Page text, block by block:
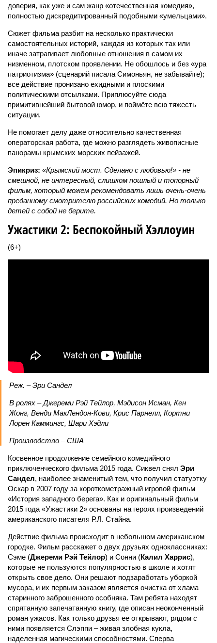
доверия, как уже и сам жанр «отечественная комедия»,
полностью дискредитированный подобными «умельцами».
Сюжет фильма разбит на несколько практически
самостоятельных историй, каждая из которых так или
иначе затрагивает любовные отношения в самом их
низменном, плотском проявлении. Не обошлось и без «ура
патриотизма» (сценарий писала Симоньян, не забывайте);
все действие пронизано ехидными и плоскими
политическими отсылками. Приплюсуйте сюда
примитивнейший бытовой юмор, и поймёте всю тяжесть
ситуации.
Не помогает делу даже относительно качественная
операторская работа, где можно разглядеть живописные
панорамы крымских морских пейзажей.
Эпикриз: «Крымский мост. Сделано с любовью!» - не
смешной, не интересный, слишком пошлый и топорный
фильм, который можем рекомендовать лишь очень-очень
преданному смотрителю российских комедий. Но только
детей с собой не берите.
Ужастики 2: Беспокойный Хэллоуин
(6+)
Реж. – Эри Сандел
В ролях – Джереми Рэй Тейлор, Мэдисон Исман, Кен
Жонг, Венди МакЛендон-Кови, Крис Парнелл, Кортни
Лорен Каммингс, Шари Хэдли
Производство – США
Косвенное продолжение семейного комедийного
приключенческого фильма 2015 года. Сиквел снял Эри
Сандел, наиболее знаменитый тем, что получил статуэтку
Оскар в 2007 году за короткометражный игровой фильм
«История западного берега». Как и оригинальный фильм
2015 года «Ужастики 2» основаны на героях произведений
американского писателя Р.Л. Стайна.
Действие фильма происходит в небольшом американском
городке. Фильм расскажет о двух друзьях одноклассниках:
Сэме (Джереми Рэй Тейлор) и Сонни (Калил Харрис),
которые не пользуются популярностью в школе и хотят
открыть свое дело. Они решают подзаработать уборкой
мусора, и их первым заказом является очистка от хлама
старинного заброшенного особняка. Там ребята находят
спрятанную запечатанную книгу, где описан неоконченный
роман ужасов. Как только друзья ее открывают, рядом с
ними появляется Слэппи – живая злобная кукла,
наделенная магическими способностями. Сперва